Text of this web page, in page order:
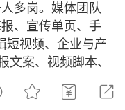
被纳
税务
施范
、自
多岗。媒体团队
、宣传单页、手
视频、企业与产
案、视频脚本、
活动策划——线上